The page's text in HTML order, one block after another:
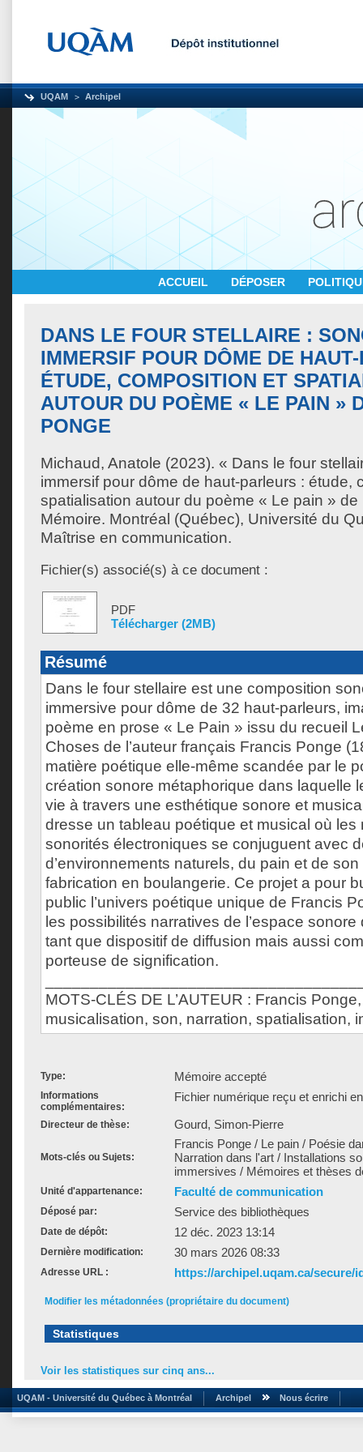
UQAM Archipel
ACCUEIL DÉPOSER
DANS LE FOUR STELLAIRE :
IMMERSIF POUR DÔME DE
ÉTUDE, COMPOSITION ET
AUTOUR DU POÈME « LE PAIN »
PONGE
Michaud, Anatole (2023). « Dans le four
immersif pour dôme de haut-parleurs : étude,
spatialisation autour du poème « Le pain »
Mémoire. Montréal (Québec), Université du
Maîtrise en communication.
Fichier(s) associé(s) à ce document :
PDF
Télécharger (2MB)
Résumé
Dans le four stellaire est une composition
immersive pour dôme de 32 haut-parleurs,
poème en prose « Le Pain » issu du recueil
Choses de l’auteur français Francis Ponge
matière poétique elle-même scandée par le
création sonore métaphorique dans laquelle
vie à travers une esthétique sonore et
dresse un tableau poétique et musical où les
sonorités électroniques se conjuguent avec
d’environnements naturels, du pain et de
fabrication en boulangerie. Ce projet a pour
public l’univers poétique unique de Francis
les possibilités narratives de l’espace sonore
tant que dispositif de diffusion mais aussi
porteuse de signification.
MOTS-CLÉS DE L’AUTEUR : Francis
musicalisation, son, narration, spatialisation,
Type: Mémoire accepté
Informations
complémentaires:
Fichier numérique reçu et enrichi
Directeur de thèse: Gourd, Simon-Pierre
Mots-clés ou Sujets:
Francis Ponge / Le pain / Poésie
Narration dans l'art / Installations
immersives / Mémoires et thèses
Unité d'appartenance: Faculté de communication
Déposé par: Service des bibliothèques
Date de dépôt: 12 déc. 2023 13:14
Dernière modification: 30 mars 2026 08:33
Adresse URL : https://archipel.uqam.ca/secure/
Modifier les métadonnées (propriétaire du document)
Statistiques
Voir les statistiques sur cinq ans...
UQAM - Université du Québec à Montréal Archipel Nous écrire